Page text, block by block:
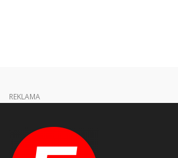
REKLAMA